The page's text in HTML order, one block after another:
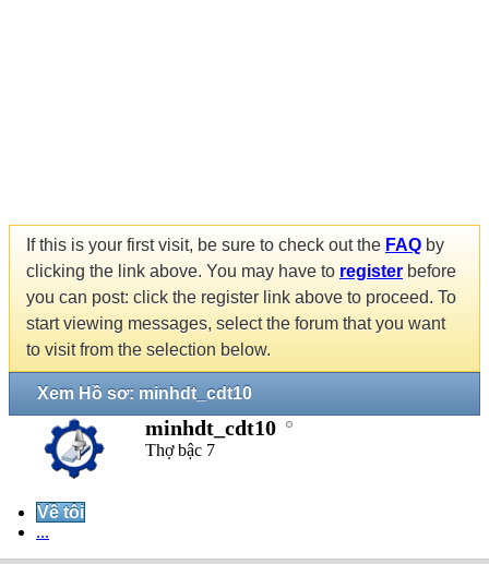
If this is your first visit, be sure to check out the FAQ by
clicking the link above. You may have to register before
you can post: click the register link above to proceed. To
start viewing messages, select the forum that you want
to visit from the selection below.
Xem Hồ sơ: minhdt_cdt10
minhdt_cdt10
Thợ bậc 7
Về tôi
...